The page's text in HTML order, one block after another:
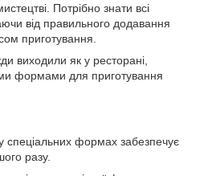
Потрібно знати всі
від правильного додавання
приготування.
виходили як у ресторані,
формами для приготування
спеціальних формах забезпечує
разу.